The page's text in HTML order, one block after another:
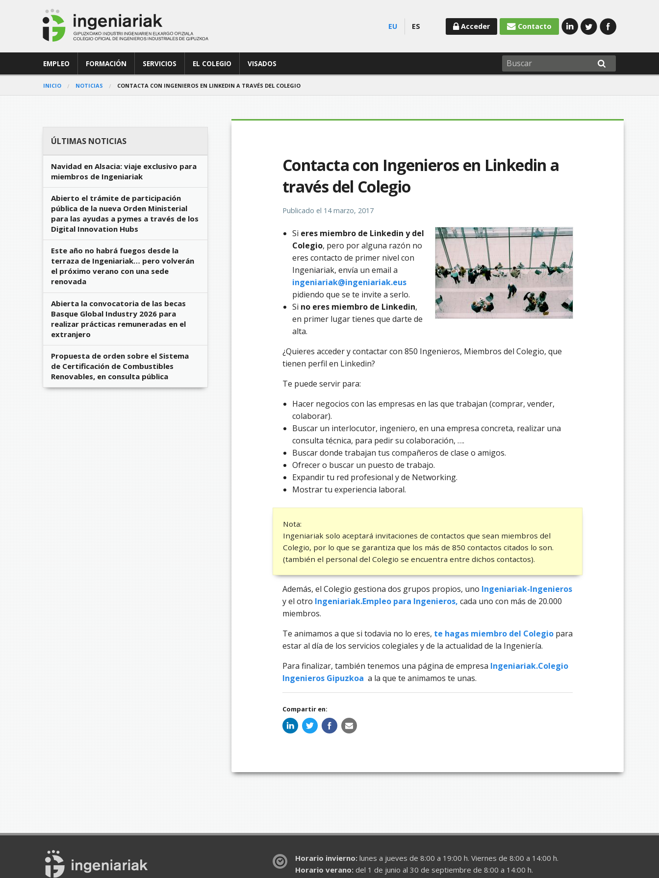
EU ES Contacto
Acceder
EMPLEO FORMACIÓN SERVICIOS EL COLEGIO VISADOS
INICIO NOTICIAS CONTACTA CON INGENIEROS EN LINKEDIN A TRAVÉS DEL COLEGIO
Contacta con Ingenieros en Linkedin a
través del Colegio
Publicado el 14 marzo, 2017
Si eres miembro de Linkedin y del
Colegio, pero por alguna razón no
eres contacto de primer nivel con
Ingeniariak, envía un email a
ingeniariak@ingeniariak.eus
pidiendo que se te invite a serlo.
Si no eres miembro de Linkedin,
en primer lugar tienes que darte de
alta.
¿Quieres acceder y contactar con 850 Ingenieros, Miembros del Colegio, que
tienen perfil en Linkedin?
Te puede servir para:
Hacer negocios con las empresas en las que trabajan (comprar, vender,
colaborar).
Buscar un interlocutor, ingeniero, en una empresa concreta, realizar una
consulta técnica, para pedir su colaboración, ….
Buscar donde trabajan tus compañeros de clase o amigos.
Ofrecer o buscar un puesto de trabajo.
Expandir tu red profesional y de Networking.
Mostrar tu experiencia laboral.
Nota:
Ingeniariak solo aceptará invitaciones de contactos que sean miembros del
Colegio, por lo que se garantiza que los más de 850 contactos citados lo son.
(también el personal del Colegio se encuentra entre dichos contactos).
Además, el Colegio gestiona dos grupos propios, uno Ingeniariak-Ingenieros
y el otro Ingeniariak.Empleo para Ingenieros, cada uno con más de 20.000
miembros.
Te animamos a que si todavia no lo eres, te hagas miembro del Colegiopara
estar al día de los servicios colegiales y de la actualidad de la Ingeniería.
Para finalizar, también tenemos una página de empresa Ingeniariak.Colegio
Ingenieros Gipuzkoa a la que te animamos te unas.
Compartir en:
ÚLTIMAS NOTICIAS
Navidad en Alsacia: viaje exclusivo para
miembros de Ingeniariak
Abierto el trámite de participación
pública de la nueva Orden Ministerial
para las ayudas a pymes a través de los
Digital Innovation Hubs
Este año no habrá fuegos desde la
terraza de Ingeniariak… pero volverán
el próximo verano con una sede
renovada
Abierta la convocatoria de las becas
Basque Global Industry 2026 para
realizar prácticas remuneradas en el
extranjero
Propuesta de orden sobre el Sistema
de Certificación de Combustibles
Renovables, en consulta pública
Horario invierno:lunes a jueves de 8:00 a 19:00 h. Viernes de 8:00 a 14:00 h.
Horario verano:del 1 de junio al 30 de septiembre de 8:00 a 14:00 h.